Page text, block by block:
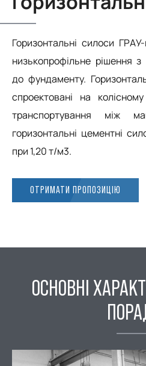
Горизонтальні силоси
низькопрофільне рішення
до фундаменту.
спроектовані на
транспортування між
горизонтальні цементні
при 1,20 т/м3.
ОТРИМАТИ ПРОПОЗИЦІЮ
ОСНОВНІ